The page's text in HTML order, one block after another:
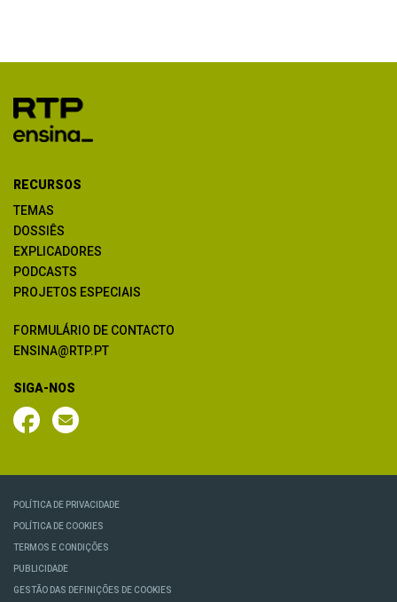
RECURSOS
TEMAS
DOSSIÊS
EXPLICADORES
PODCASTS
PROJETOS ESPECIAIS
FORMULÁRIO DE CONTACTO
ENSINA@RTP.PT
SIGA-NOS
POLÍTICA DE PRIVACIDADE
POLÍTICA DE COOKIES
TERMOS E CONDIÇÕES
PUBLICIDADE
GESTÃO DAS DEFINIÇÕES DE COOKIES